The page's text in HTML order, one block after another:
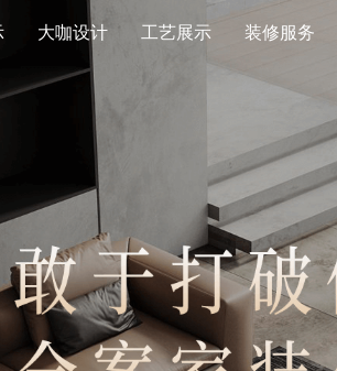
大咖设计 工艺展示 装修服务